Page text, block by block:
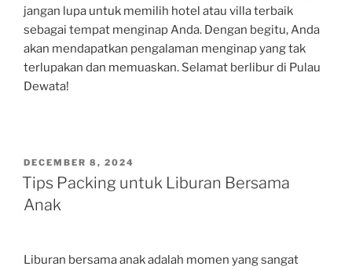
jangan lupa untuk memilih hotel atau villa terbaik
sebagai tempat menginap Anda. Dengan begitu, Anda
akan mendapatkan pengalaman menginap yang tak
terlupakan dan memuaskan. Selamat berlibur di Pulau
Dewata!
POSTED
ON
DECEMBER 8, 2024
Tips Packing untuk Liburan Bersama
Anak
Liburan bersama anak adalah momen yang sangat